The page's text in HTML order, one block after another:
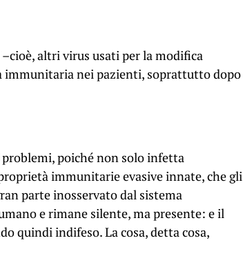
altri virus usati per la modifica
immunitaria nei pazienti, soprattutto dopo
problemi, poiché non solo infetta
immunitarie evasive innate, che gli
parte inosservato dal sistema
e rimane silente, ma presente: e il
quindi indifeso. La cosa, detta cosa,